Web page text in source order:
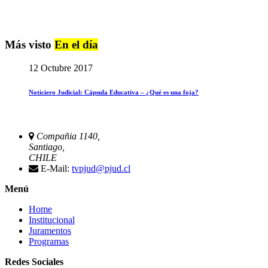
Más visto En el día
12 Octubre 2017
Noticiero Judicial: Cápsula Educativa – ¿Qué es una foja?
Compañia 1140,
Santiago,
CHILE
E-Mail: tvpjud@pjud.cl
Menú
Home
Institucional
Juramentos
Programas
Redes Sociales